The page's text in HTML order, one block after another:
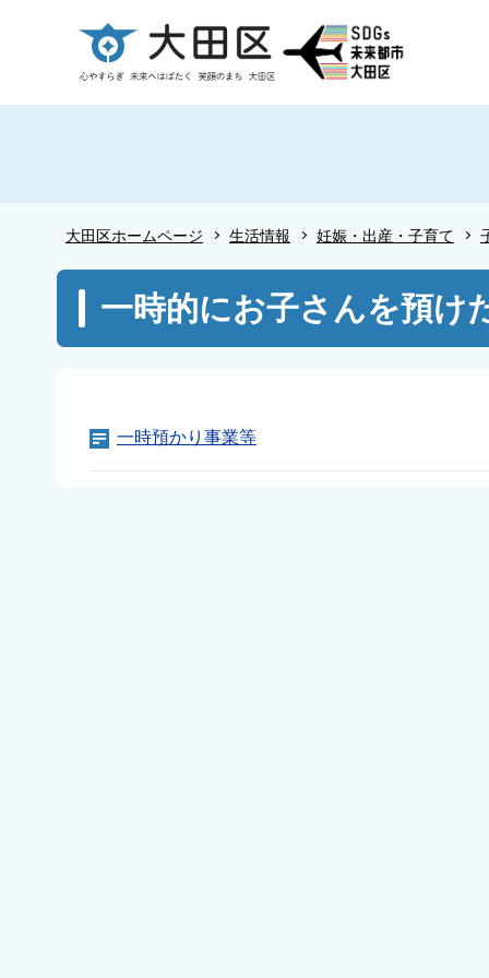
ー
大田区ホームページ 生活情報 妊娠・出産・子育て
こ
一時的にお子さんを預け
一時預かり事業等